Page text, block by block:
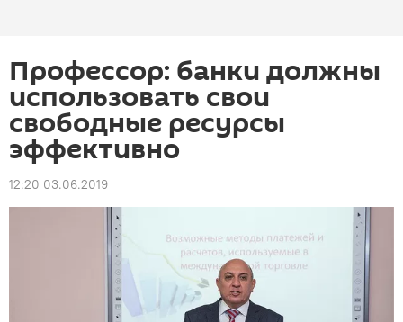
Профессор: банки должны
использовать свои
свободные ресурсы
эффективно
12:20 03.06.2019